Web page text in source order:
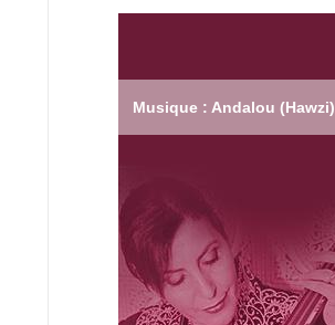
Musique : Andalou (Hawzi)